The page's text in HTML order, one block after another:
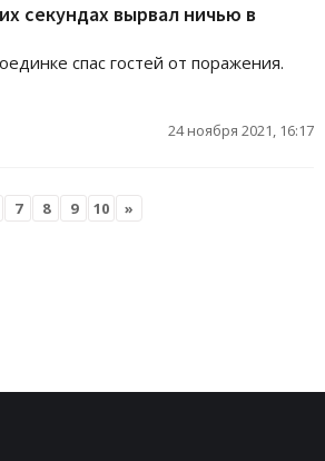
секундах вырвал ничью в
спас гостей от поражения.
24 ноября 2021, 16:17
7 8 9 10 »